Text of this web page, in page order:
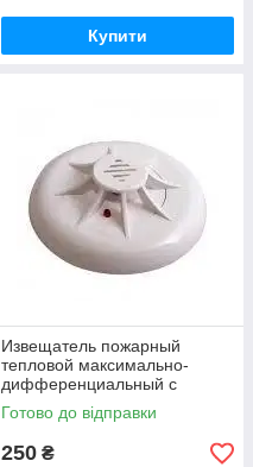
Купити
Извещатель пожарный
тепловой максимально-
дифференциальный с
индикацией дежурного
режима ТПТ-4
Готово до відправки
250 ₴